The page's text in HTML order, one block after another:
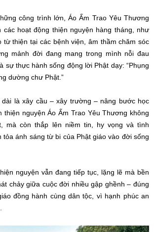
công trình lớn, Áo Ấm Trao Yêu Thương
các hoạt động thiện nguyện hàng tháng, như
từ thiện tại các bệnh viện, âm thầm chăm sóc
mảnh đời đang mang trong mình nỗi đau
sự thực hành sống động lời Phật dạy: “Phụng
dường chư Phật.”
là xây cầu – xây trường – nâng bước học
thiện nguyện Áo Ấm Trao Yêu Thương không
mà còn thắp lên niềm tin, hy vọng và tình
tỏa ánh sáng từ bi của Phật giáo vào đời sống
nguyện vẫn đang tiếp tục, lặng lẽ mà bền
chảy giữa cuộc đời nhiều gập ghềnh – đúng
đồng hành cùng dân tộc, vì hạnh phúc an